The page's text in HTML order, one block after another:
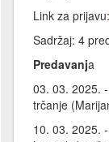
Link za prijavu:
Sadržaj: 4
Predavanja
03. 03. 2025.
trčanje
10. 03. 2025.